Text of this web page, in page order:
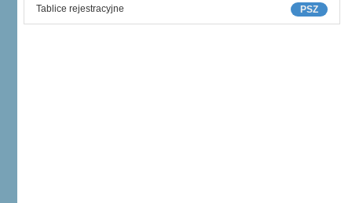
PSZ
Tablice rejestracyjne